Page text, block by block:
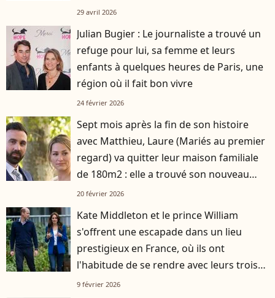
29 avril 2026
Julian Bugier : Le journaliste a trouvé un
refuge pour lui, sa femme et leurs
enfants à quelques heures de Paris, une
région où il fait bon vivre
24 février 2026
Sept mois après la fin de son histoire
avec Matthieu, Laure (Mariés au premier
regard) va quitter leur maison familiale
de 180m2 : elle a trouvé son nouveau
logement
20 février 2026
Kate Middleton et le prince William
s'offrent une escapade dans un lieu
prestigieux en France, où ils ont
l'habitude de se rendre avec leurs trois
enfants
9 février 2026